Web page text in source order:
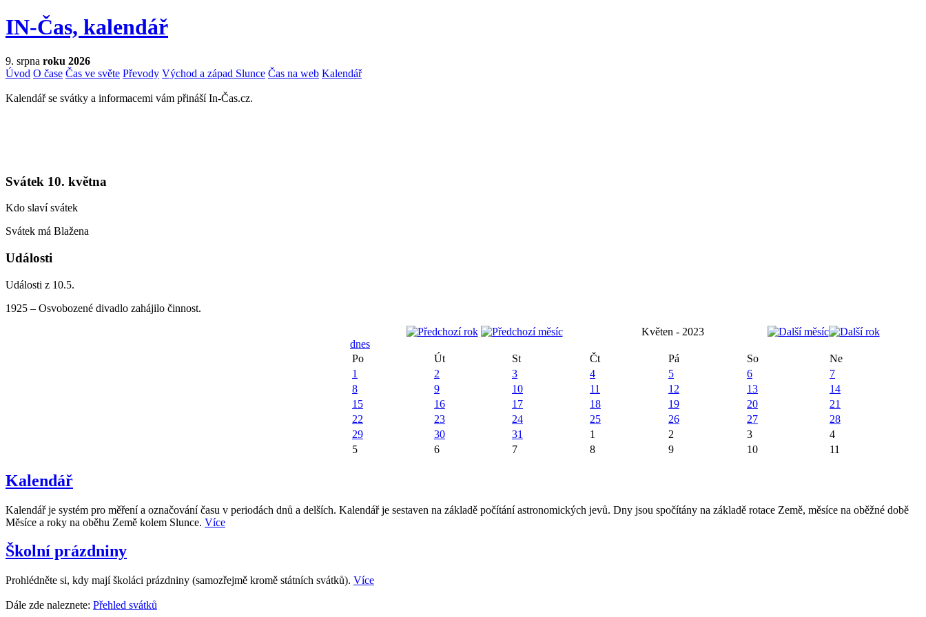
IN-Čas, kalendář
9. srpna roku 2026
Úvod O čase Čas ve světe Převody Východ a západ Slunce Čas na web Kalendář
Kalendář se svátky a informacemi vám přináší In-Čas.cz.
Svátek 10. května
Kdo slaví svátek
Svátek má Blažena
Události
Události z 10.5.
1925 – Osvobozené divadlo zahájilo činnost.
Květen - 2023
dnes
Po
Út St Čt Pá So
Ne
1
2 3 4 5 6
7
8
9 10 11 12 13
14
15
16 17 18 19 20
21
22
23 24 25 26 27
28
29
30 31 1 2 3
4
5
6 7 8 9 10 11
Kalendář
Kalendář je systém pro měření a označování času v periodách dnů a delších. Kalendář je sestaven na základě počítání astronomických jevů. Dny jsou spočítány na základě rotace Země, měsíce na oběžné době
Měsíce a roky na oběhu Země kolem Slunce. Více
Školní prázdniny
Prohlédněte si, kdy mají školáci prázdniny (samozřejmě kromě státních svátků). Více
Dále zde naleznete: Přehled svátků